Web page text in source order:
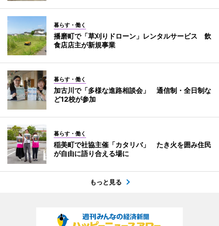
暮らす・働く
播磨町で「草刈りドローン」レンタルサービス 飲
食店店主が新規事業
暮らす・働く
加古川で「多様な進路相談会」 通信制・全日制な
ど12校が参加
暮らす・働く
稲美町で社協主催「カタリバ」 たき火を囲み住民
が自由に語り合える場に
もっと見る